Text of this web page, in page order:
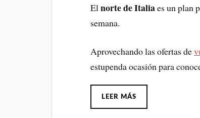
Elnorte de Italiaes un plan
semana.
Aprovechando las ofertas de
estupenda ocasión para
LEER MÁS